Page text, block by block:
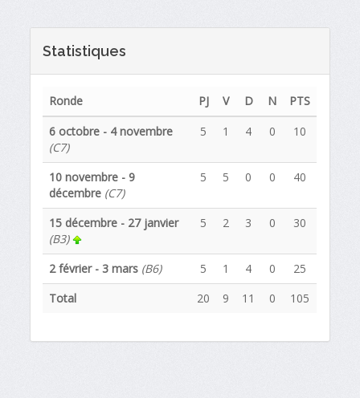
Statistiques
Ronde PJ V D N
PTS
6 octobre - 4 novembre
(C7)
5 1 4 0 10
10 novembre - 9
décembre (C7)
5 5 0 0 40
15 décembre - 27 janvier
(B3)
5 2 3 0 30
2 février - 3 mars (B6) 5 1 4 0
25
Total
20 9 11 0 105